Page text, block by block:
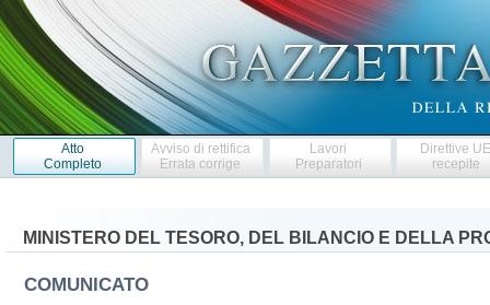
Atto
Completo
Avviso di rettifica
Errata corrige
Lavori
Preparatori
Direttive
recepite
MINISTERO DEL TESORO, DEL BILANCIO E DELLA
COMUNICATO